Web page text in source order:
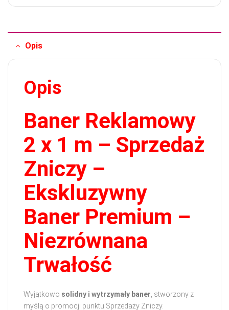
Opis
Opis
Baner Reklamowy
2 x 1 m – Sprzedaż
Zniczy –
Ekskluzywny
Baner Premium –
Niezrównana
Trwałość
Wyjątkowo solidny i wytrzymały baner , stworzony z
myślą o promocji punktu Sprzedaży Zniczy.